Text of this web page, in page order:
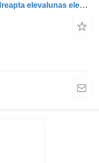
Mecanism regulator de geam dreapta elevalunas electrico para MAN 8162645, 81626456040, 81626456054, 81626456050 camión